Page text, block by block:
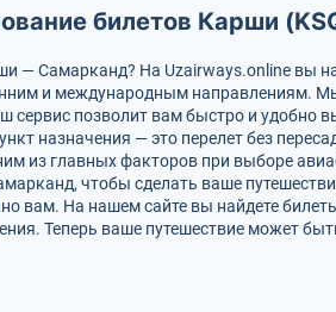
билетов Карши
— Самарканд? На Uzairways.online вы
и международным направлениям.
сервис позволит вам быстро и удобно
назначения — это перелет без
из главных факторов при выборе
чтобы сделать ваше
вам. На нашем сайте вы найдете
Теперь ваше путешествие может